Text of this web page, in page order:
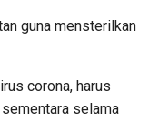
guna mensterilkan
corona, harus
selama